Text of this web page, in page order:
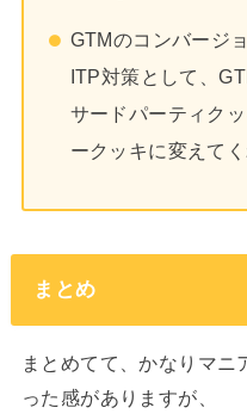
GTMのコンバージ
ITP対策として、
サードパーティク
ークッキに変えて
まとめ
まとめてて、かなりマニ
った感がありますが、